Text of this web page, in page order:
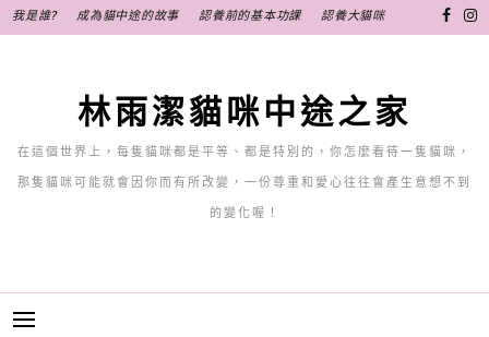
至
我是誰? 成為貓中途的故事 認養前的基本功課 認養大貓咪
林雨潔貓咪中途之家
在這個世界上，每隻貓咪都是平等、都是特別的，你怎麼看待一隻貓咪，
那隻貓咪可能就會因你而有所改變，一份尊重和愛心往往會產生意想不到
的變化喔！